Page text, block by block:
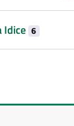
Idice 6